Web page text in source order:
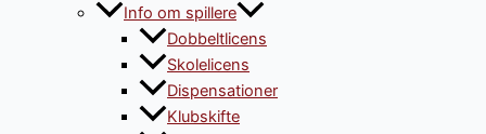
Info om spillere
Dobbeltlicens
Skolelicens
Dispensationer
Klubskifte